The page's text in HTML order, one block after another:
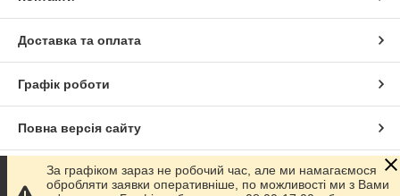
Доставка та оплата
Графік роботи
Повна версія сайту
Сайт створено на маркетплейсіProm.ua
За графіком зараз не робочий час, але ми намагаємося
обробляти заявки оперативніше, по можливості ми з Вами